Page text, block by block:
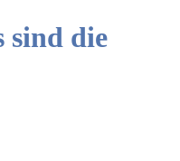
sind die